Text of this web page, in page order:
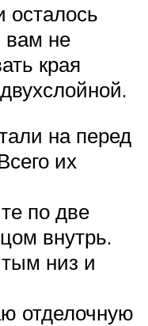
осталось
вам не
края
на перед
их
по две
внутрь.
низ и
отделочную